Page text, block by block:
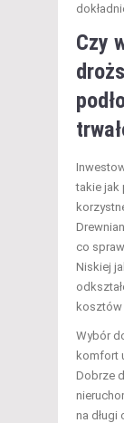
Czy
takie jak
co
Niskiej
kosztów
Wybór
komfort
Dobrze
na długi